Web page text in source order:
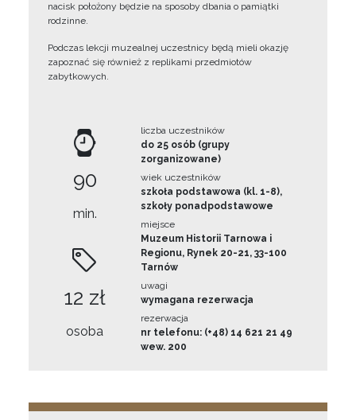
nacisk położony będzie na sposoby dbania o pamiątki
rodzinne.
Podczas lekcji muzealnej uczestnicy będą mieli okazję
zapoznać się również z replikami przedmiotów
zabytkowych.
90
min.
12 zł
osoba
liczba uczestników
do 25 osób (grupy
zorganizowane)
wiek uczestników
szkoła podstawowa (kl. 1-8),
szkoły ponadpodstawowe
miejsce
Muzeum Historii Tarnowa i
Regionu, Rynek 20-21, 33-100
Tarnów
uwagi
wymagana rezerwacja
rezerwacja
nr telefonu: (+48) 14 621 21 49
wew. 200